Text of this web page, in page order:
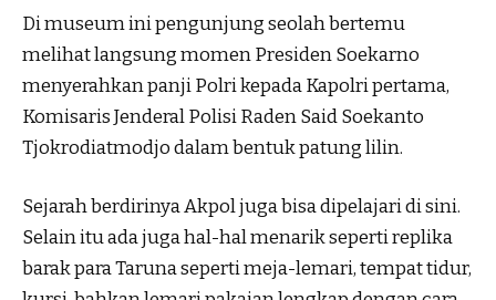
Di museum ini pengunjung seolah bertemu
melihat langsung momen Presiden Soekarno
menyerahkan panji Polri kepada Kapolri pertama,
Komisaris Jenderal Polisi Raden Said Soekanto
Tjokrodiatmodjo dalam bentuk patung lilin.
Sejarah berdirinya Akpol juga bisa dipelajari di sini.
Selain itu ada juga hal-hal menarik seperti replika
barak para Taruna seperti meja-lemari, tempat tidur,